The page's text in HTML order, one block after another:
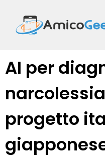
contenuto
AI per
progetto